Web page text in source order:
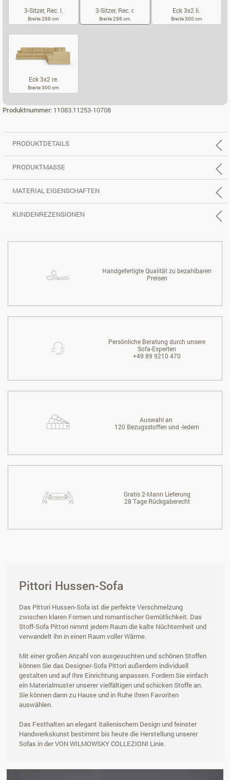
3-Sitzer, Rec. l.
Breite 298 cm
3-Sitzer, Rec. r.
Breite 298 cm
Eck 3x2 li.
Breite 300 cm
Eck 3x2 re.
Breite 300 cm
Produktnummer: 11083.11253-10708
PRODUKTDETAILS
PRODUKTMASSE
MATERIAL EIGENSCHAFTEN
KUNDENREZENSIONEN
Handgefertigte Qualität zu bezahlbaren
Preisen
Persönliche Beratung durch unsere
Sofa-Experten
+49 89 9210 470
Auswahl an
120 Bezugsstoffen und -ledern
Gratis 2-Mann Lieferung
28 Tage Rückgaberecht
Pittori Hussen-Sofa
Das Pittori Hussen-Sofa ist die perfekte Verschmelzung
zwischen klaren Formen und romantischer Gemütlichkeit. Das
Stoff-Sofa Pittori nimmt jedem Raum die kalte Nüchternheit und
verwandelt ihn in einen Raum voller Wärme.
Mit einer großen Anzahl von ausgesuchten und schönen Stoffen
können Sie das Designer-Sofa Pittori außerdem individuell
gestalten und auf Ihre Einrichtung anpassen. Fordern Sie einfach
ein Materialmuster unserer vielfältigen und schicken Stoffe an.
Sie können dann zu Hause und in Ruhe Ihren Favoriten
auswählen.
Das Festhalten an elegant italienischem Design und feinster
Handwerkskunst bestimmt bis heute die Herstellung unserer
Sofas in der VON WILMOWSKY COLLEZIONI Linie.